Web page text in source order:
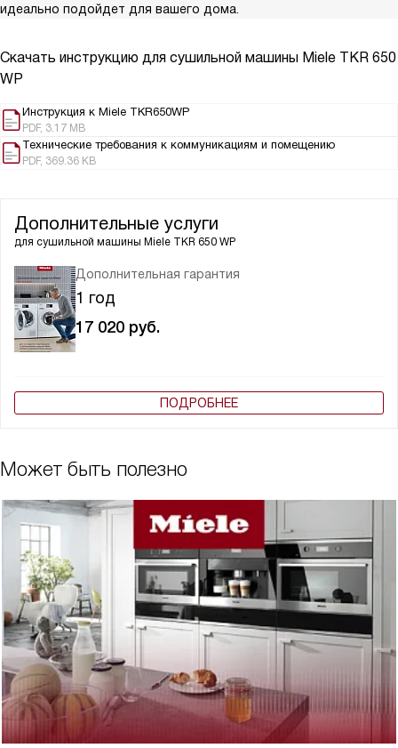
идеально подойдет для вашего дома.
Скачать инструкцию для сушильной машины Miele TKR 650
WP
Инструкция к Miele TKR650WP
PDF, 3.17 MB
Технические требования к коммуникациям и помещению
PDF, 369.36 KB
Дополнительные услуги
для сушильной машины Miele TKR 650 WP
Дополнительная гарантия
1 год
17 020 руб.
ПОДРОБНЕЕ
Может быть полезно